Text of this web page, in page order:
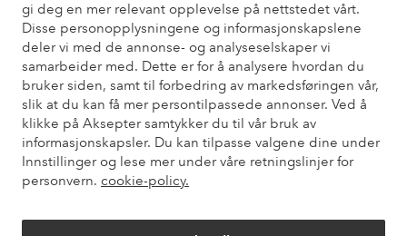
gi deg en mer relevant opplevelse på nettstedet vårt.
Disse personopplysningene og informasjonskapslene
deler vi med de annonse- og analyseselskaper vi
samarbeider med. Dette er for å analysere hvordan du
bruker siden, samt til forbedring av markedsføringen vår,
slik at du kan få mer persontilpassede annonser. Ved å
klikke på Aksepter samtykker du til vår bruk av
informasjonskapsler. Du kan tilpasse valgene dine under
Innstillinger og lese mer under våre retningslinjer for
personvern. cookie-policy.
Sikre betalinger
Vil du vite mer om våre betalingsalternativer?
elpy